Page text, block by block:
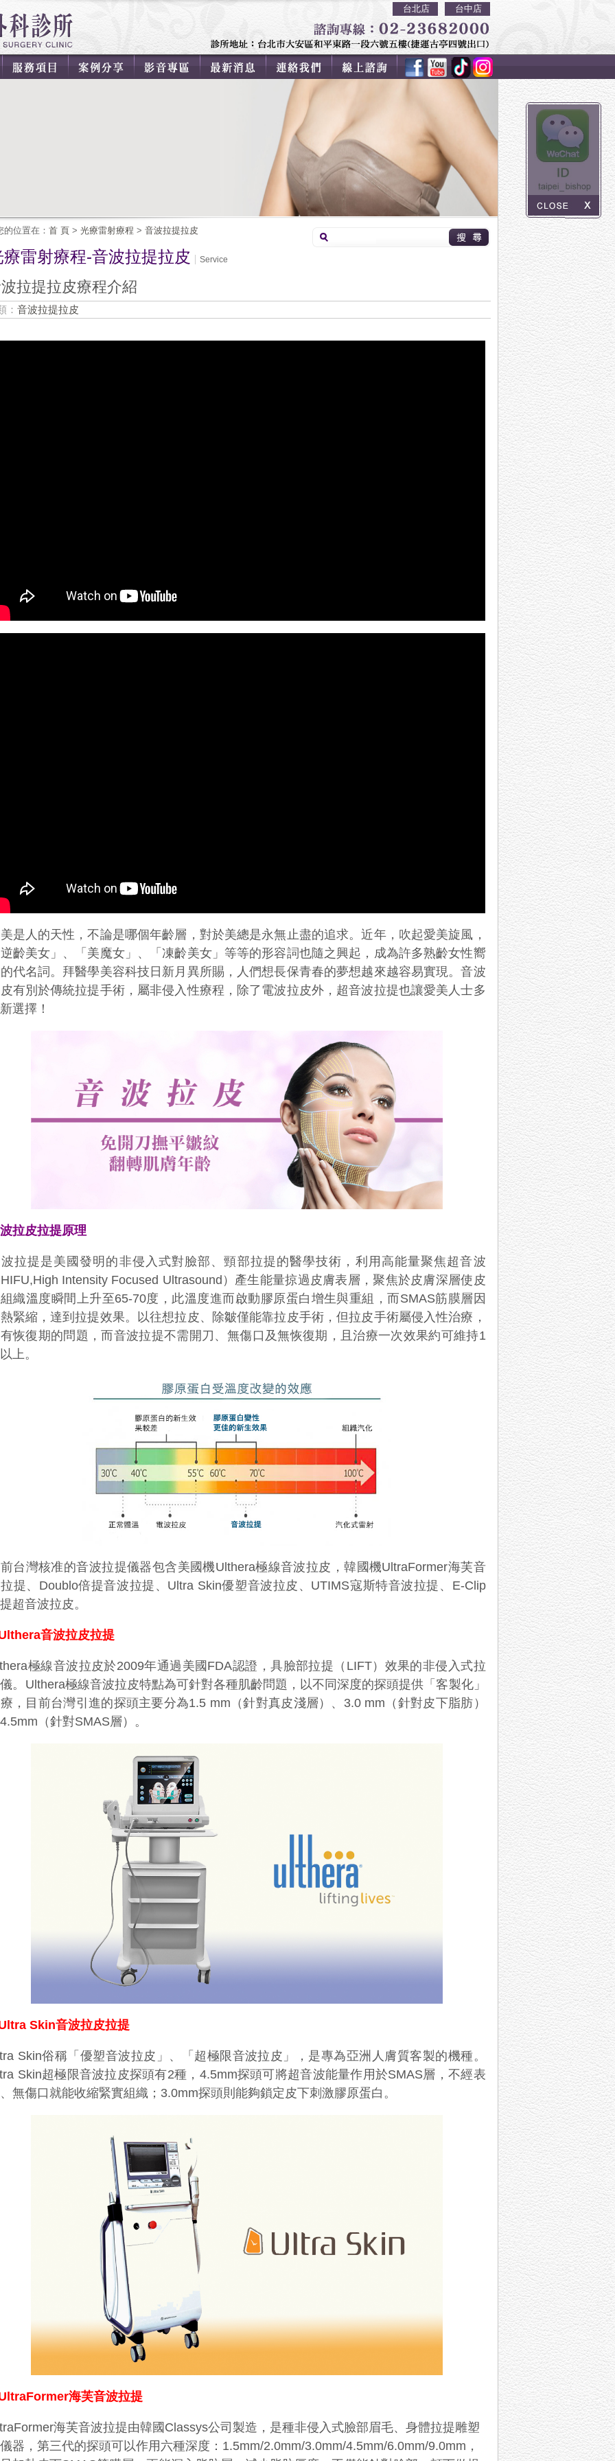
台北店 台中店
的位置在： 首 頁 > 光療雷射療程 > 音波拉提拉皮
療雷射療程-音波拉提拉皮 Service
拉提拉皮療程介紹
： 音波拉提拉皮
是人的天性，不論是哪個年齡層，對於美總是永無止盡的追求。近年，吹起愛美旋風，
齡美女」、「美魔女」、「凍齡美女」等等的形容詞也隨之興起，成為許多熟齡女性嚮
代名詞。拜醫學美容科技日新月異所賜，人們想長保青春的夢想越來越容易實現。音波
有別於傳統拉提手術，屬非侵入性療程，除了電波拉皮外，超音波拉提也讓愛美人士多
選擇！
拉皮拉提原理
拉提是美國發明的非侵入式對臉部、頸部拉提的醫學技術，利用高能量聚焦超音波
Intensity Focused Ultrasound）產生能量掠過皮膚表層，聚焦於皮膚深層使皮
織溫度瞬間上升至65-70度，此溫度進而啟動膠原蛋白增生與重組，而SMAS筋膜層因
緊縮，達到拉提效果。
以往想拉皮、除皺僅能靠拉皮手術，但拉皮手術屬侵入性治療，
恢復期的問題，而音波拉提不需開刀、無傷口及無恢復期，且治療一次效果約可維持1
上。
台灣核准的音波拉提儀器包含美國機Ulthera極線音波拉皮，韓國機UltraFormer海芙音
提、Doublo倍提音波拉提、Ultra Skin優塑音波拉皮、UTIMS寇斯特音波拉提、E-Clip
超音波拉皮。
音波拉皮拉提
極線音波拉皮於2009年通過美國FDA認證，具臉部拉提（LIFT）效果的非侵入式拉
。Ulthera極線音波拉皮特點為可針對各種肌齡問題，以不同深度的探頭提供「客製化」
，目前台灣引進的探頭主要分為1.5 mm（針對真皮淺層）、3.0 mm（針對皮下脂肪）
（針對SMAS層）。
Skin音波拉皮拉提
Skin俗稱「優塑音波拉皮」、「超極限音波拉皮」，是專為亞洲人膚質客製的機種。
Skin超極限音波拉皮探頭有2種，4.5mm探頭可將超音波能量作用於SMAS層，不經表
無傷口就能收縮緊實組織；3.0mm探頭則能夠鎖定皮下刺激膠原蛋白。
海芙音波拉提
海芙音波拉提由韓國Classys公司製造，是種非侵入式臉部眉毛、身體拉提雕塑
器，第三代的探頭可以作用六種深度： 1.5mm/2.0mm/3.0mm/4.5mm/6.0mm/9.0mm，